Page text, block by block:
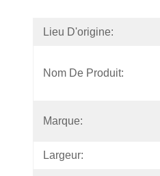
Lieu D'origine:
Nom De Produit:
Marque:
Largeur: